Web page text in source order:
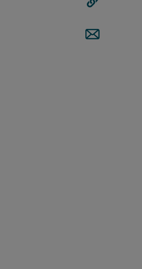
Artikel